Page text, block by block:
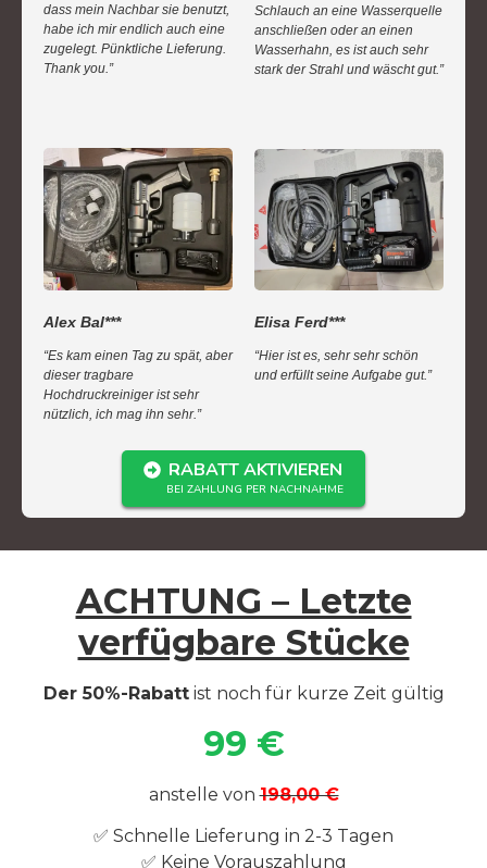
dass mein Nachbar sie benutzt,
habe ich mir endlich auch eine
zugelegt. Pünktliche Lieferung.
Thank you.”
Alex Bal***
“Es kam einen Tag zu spät, aber
dieser tragbare
Hochdruckreiniger ist sehr
nützlich, ich mag ihn sehr.”
Schlauch an eine Wasserquelle
anschließen oder an einen
Wasserhahn, es ist auch sehr
stark der Strahl und wäscht gut.”
Elisa Ferd***
“Hier ist es, sehr sehr schön
und erfüllt seine Aufgabe gut.”
RABATT AKTIVIEREN
BEI ZAHLUNG PER NACHNAHME
ACHTUNG – Letzte
verfügbare Stücke
Der 50%-Rabattist noch für kurze Zeit gültig
99 €
anstelle von198,00 €
✅ Schnelle Lieferung in 2-3 Tagen
✅ Keine Vorauszahlung